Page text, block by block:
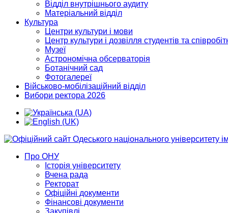
Відділ внутрішнього аудиту
Матеріальний відділ
Культура
Центри культури і мови
Центр культури і дозвілля студентів та
Музеї
Астрономічна обсерваторія
Ботанічний сад
Фотогалереї
Військово-мобілізаційний відділ
Вибори ректора 2026
Про ОНУ
Історія університету
Вчена рада
Ректорат
Офіційні документи
Фінансові документи
Закупівлі